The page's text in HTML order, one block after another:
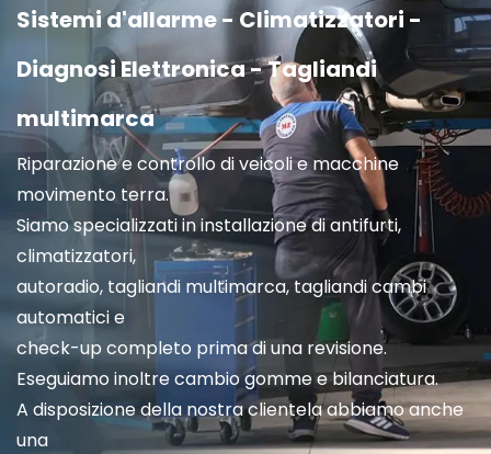
Sistemi d'allarme - Climatizzatori -
Diagnosi Elettronica - Tagliandi
multimarca
Riparazione e controllo di veicoli e macchine
movimento terra.
Siamo specializzati in installazione di antifurti,
climatizzatori,
autoradio, tagliandi multimarca, tagliandi cambi
automatici e
check-up completo prima di una revisione.
Eseguiamo inoltre cambio gomme e bilanciatura.
A disposizione della nostra clientela abbiamo anche
una